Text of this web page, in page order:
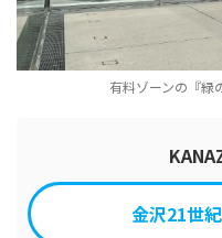
有料ゾーンの『緑
金沢21世